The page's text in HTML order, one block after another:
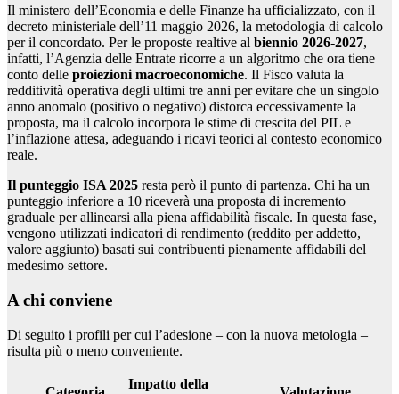
Il ministero dell’Economia e delle Finanze ha ufficializzato, con il
decreto ministeriale dell’11 maggio 2026, la metodologia di calcolo
per il concordato. Per le proposte realtive al biennio 2026-2027,
infatti, l’Agenzia delle Entrate ricorre a un algoritmo che ora tiene
conto delle proiezioni macroeconomiche. Il Fisco valuta la
redditività operativa degli ultimi tre anni per evitare che un singolo
anno anomalo (positivo o negativo) distorca eccessivamente la
proposta, ma il calcolo incorpora le stime di crescita del PIL e
l’inflazione attesa, adeguando i ricavi teorici al contesto economico
reale.
Il punteggio ISA 2025 resta però il punto di partenza. Chi ha un
punteggio inferiore a 10 riceverà una proposta di incremento
graduale per allinearsi alla piena affidabilità fiscale. In questa fase,
vengono utilizzati indicatori di rendimento (reddito per addetto,
valore aggiunto) basati sui contribuenti pienamente affidabili del
medesimo settore.
A chi conviene
Di seguito i profili per cui l’adesione – con la nuova metologia –
risulta più o meno conveniente.
Impatto della